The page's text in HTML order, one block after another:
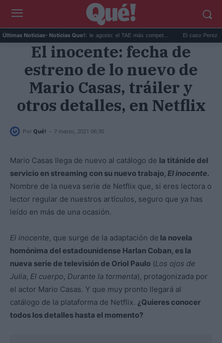
Últimas Noticias- Noticias Que!:
Las mejores hipotecas de agosto: el TAE más compet... El caso Perez Hilton:
El inocente: fecha de
estreno de lo nuevo de
Mario Casas, tráiler y
otros detalles, en Netflix
Por Qué! - 7 marzo, 2021 06:30
Mario Casas llega de nuevo al catálogo de la titánide del
servicio en streaming con su nuevo trabajo, El inocente.
Nombre de la nueva serie de Netflix que, si eres lectora o
lector regular de nuestros artículos, seguro que ya has
leído en más de una ocasión.
El inocente, que surge de la adaptación de la novela
homónima del estadounidense Harlan Coban, es la
nueva serie de televisión de Oriol Paulo (Los ojos de
Julia, El cuerpo, Durante la tormenta), protagonizada por
el actor Mario Casas. Y que muy pronto llegará al
catálogo de la plataforma de Netflix. ¿Quieres conocer
todos los detalles hasta el momento?